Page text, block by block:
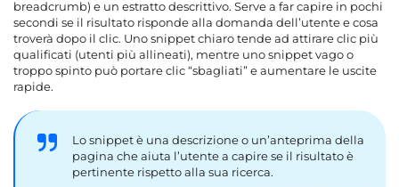
breadcrumb) e un estratto descrittivo. Serve a far capire in pochi
secondi se il risultato risponde alla domanda dell’utente e cosa
troverà dopo il clic. Uno snippet chiaro tende ad attirare clic più
qualificati (utenti più allineati), mentre uno snippet vago o
troppo spinto può portare clic “sbagliati” e aumentare le uscite
rapide.
Lo snippet è una descrizione o un’anteprima della
pagina che aiuta l’utente a capire se il risultato è
pertinente rispetto alla sua ricerca.